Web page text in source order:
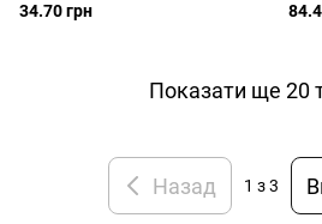
34.70 грн
Показати ще 20
Назад 1 з 3